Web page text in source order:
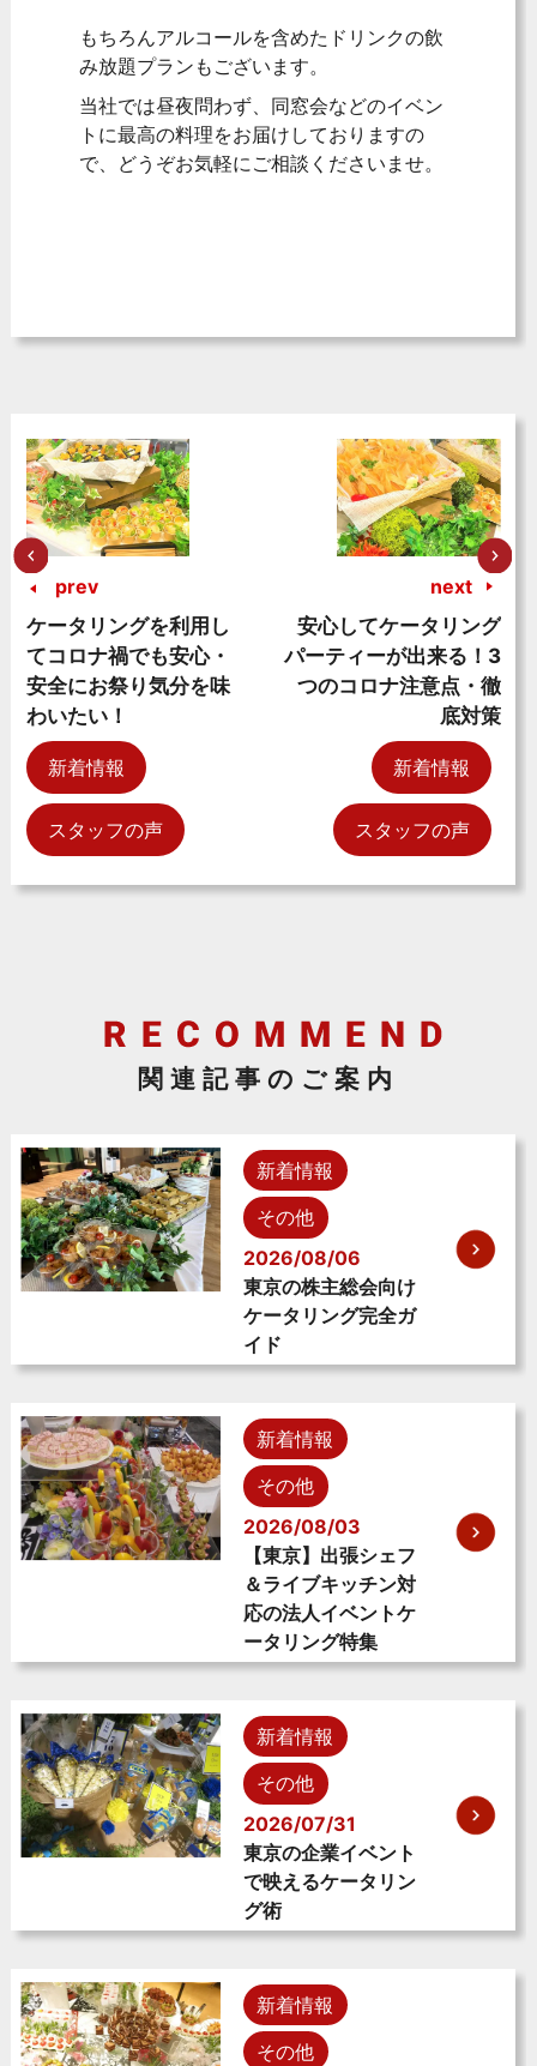
もちろんアルコールを含めたドリンクの飲
み放題プランもございます。
当社では昼夜問わず、同窓会などのイベン
トに最高の料理をお届けしておりますの
で、どうぞお気軽にご相談くださいませ。
prev
ケータリングを利用し
てコロナ禍でも安心・
安全にお祭り気分を味
わいたい！
新着情報
スタッフの声
next
安心してケータリング
パーティーが出来る！3
つのコロナ注意点・徹
底対策
新着情報
スタッフの声
関連記事のご案内
新着情報
その他
2026/08/06
東京の株主総会向け
ケータリング完全ガ
イド
新着情報
その他
2026/08/03
【東京】出張シェフ
＆ライブキッチン対
応の法人イベントケ
ータリング特集
新着情報
その他
2026/07/31
東京の企業イベント
で映えるケータリン
グ術
新着情報
その他